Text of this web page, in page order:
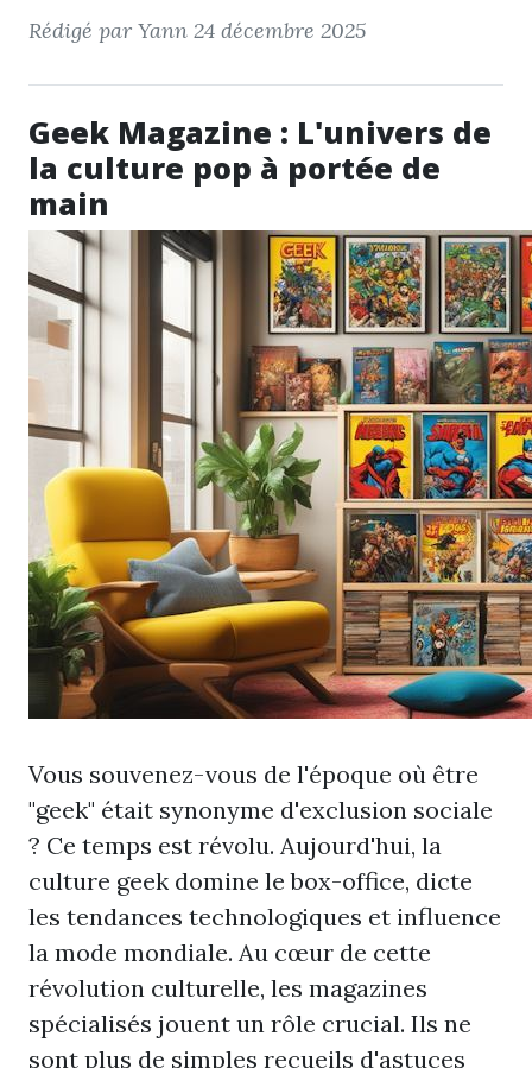
Rédigé par Yann 24 décembre 2025
Geek Magazine : L'univers de
la culture pop à portée de
main
Vous souvenez-vous de l'époque où être
"geek" était synonyme d'exclusion sociale
? Ce temps est révolu. Aujourd'hui, la
culture geek domine le box-office, dicte
les tendances technologiques et influence
la mode mondiale. Au cœur de cette
révolution culturelle, les magazines
spécialisés jouent un rôle crucial. Ils ne
sont plus de simples recueils d'astuces